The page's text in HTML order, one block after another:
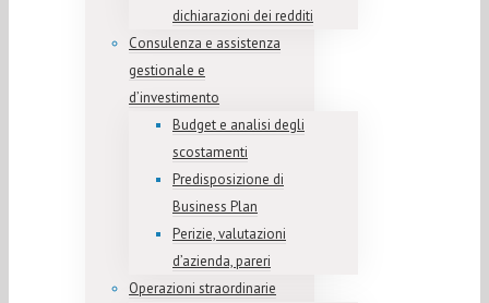
dichiarazioni dei redditi
Consulenza e assistenza
gestionale e
d’investimento
Budget e analisi degli
scostamenti
Predisposizione di
Business Plan
Perizie, valutazioni
d’azienda, pareri
Operazioni straordinarie